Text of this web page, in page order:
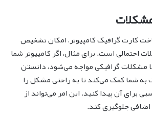
کارت گرافیک کامپیوتر، امکان تشخیص
احتمالی است. برای مثال، اگر کامپیوتر شما
مشکلات گرافیکی مواجه می‌شود، دانستن
شما کمک می‌کند تا به راحتی مشکل را
برای آن پیدا کنید. این امر می‌تواند از
جلوگیری کند.